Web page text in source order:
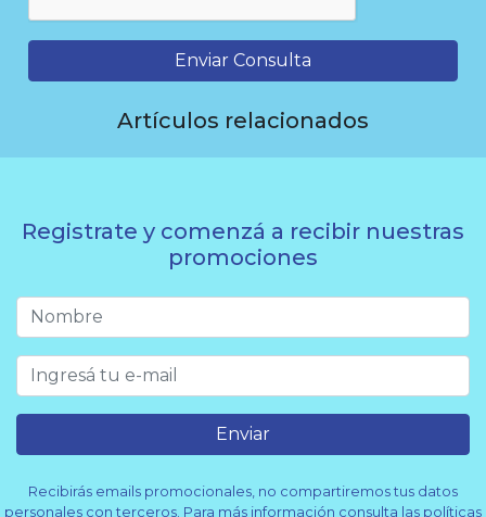
Enviar Consulta
Artículos relacionados
Registrate y comenzá a recibir nuestras
promociones
Enviar
Recibirás emails promocionales, no compartiremos tus datos
personales con terceros. Para más información consulta las políticas